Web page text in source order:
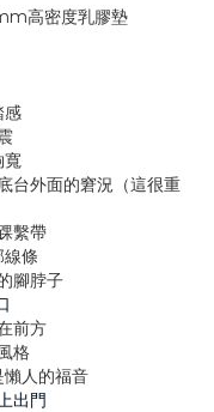
高密度乳膠墊
感
寬
台外面的窘況（這很重
繫帶
條
腳脖子
前方
格
人的福音
出門